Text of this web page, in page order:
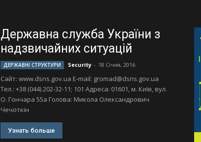
Державна служба України з
надзвичайних ситуацій
ДЕРЖАВНІ СТРУКТУРИ Security - 18 Січня, 2016
Сайт: www.dsns.gov.ua Е-mail: gromad@dsns.gov.ua
Тел.: +38 (044) 202-32-11; 101 Адреса: 01601, м. Київ, вул.
О. Гончара 55а Голова: Микола Олександрович
Чечоткін
Узнать больше